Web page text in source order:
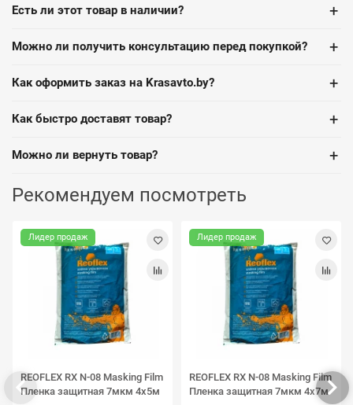
Есть ли этот товар в наличии? +
Можно ли получить консультацию перед покупкой? +
Как оформить заказ на Krasavto.by? +
Как быстро доставят товар? +
Можно ли вернуть товар? +
Рекомендуем посмотреть
Лидер продаж
REOFLEX RX N-08 Masking Film
Пленка защитная 7мкм 4х5м
Лидер продаж
REOFLEX RX N-08 Masking Film
Пленка защитная 7мкм 4х7м